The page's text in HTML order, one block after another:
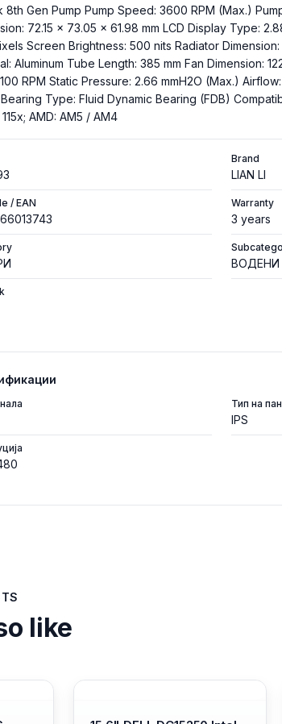
8th Gen Pump Pump Speed: 3600 RPM (Max.)
72.15 × 73.05 × 61.98 mm LCD Display Type:
Screen Brightness: 500 nits Radiator
Aluminum Tube Length: 385 mm Fan Dimension:
RPM Static Pressure: 2.66 mmH2O (Max.)
Type: Fluid Dynamic Bearing (FDB)
AMD: AM5 / AM4
Brand
LIAN LI
/ EAN Warranty
3 years
ВОДЕНИ
Тип на
IPS
like